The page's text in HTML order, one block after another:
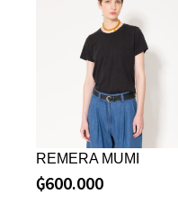
REMERA MUMI
₲600.000